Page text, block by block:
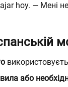
hoy. — Мені
або